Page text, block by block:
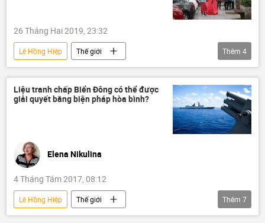
26 Tháng Hai 2019, 23:32
Lê Hồng Hiệp
Thế giới
Quan điểm-Ý kiến
Hội nghị thượng đỉnh Mỹ - Triều Tiên tại Hà Nội
Donald Trump
Kim Jong-un
Thêm 4
Liệu tranh chấp Biển Đông có thể được
giải quyết bằng biện pháp hòa bình?
Elena Nikulina
4 Tháng Tám 2017, 08:12
Lê Hồng Hiệp
Thế giới
Quan điểm-Ý kiến
Việt Nam
Thêm 7